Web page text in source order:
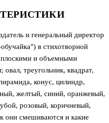
и генеральный директор
в стихотворной
и объемными
треугольник, квадрат,
конус, цилиндр,
желтый, синий, оранжевый,
розовый, коричневый,
они смешиваются и какие